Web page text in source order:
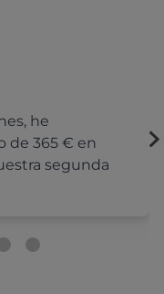
he
de 365 € en
segunda